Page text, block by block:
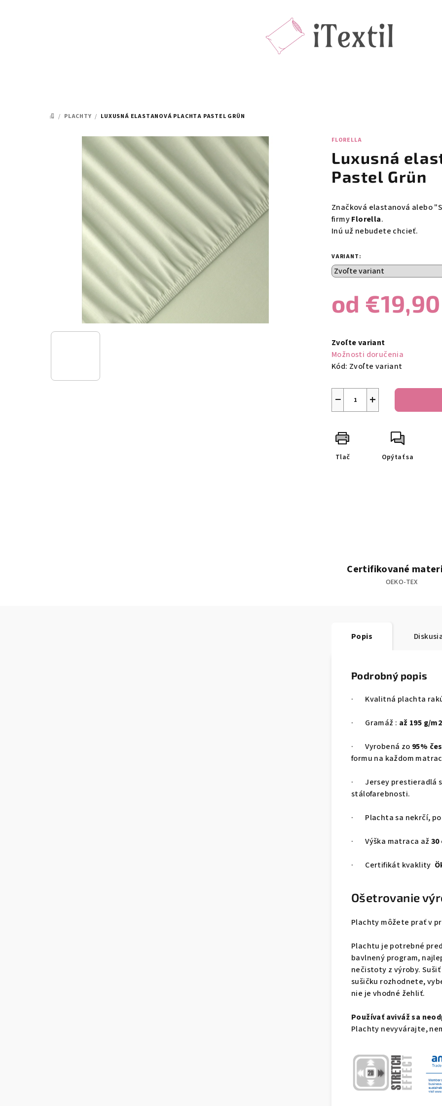
DOMOV
/ PLACHTY / LUXUSNÁ ELASTANOVÁ PLACHTA PASTEL GRÜN
FLORELLA
Luxusná
Pastel Grün
Značková elastanová alebo
firmyFlorella.
Inú už nebudete chcieť.
VARIANT:
od €19,90
cena:
Zvoľte variant
Možnosti doručenia
Kód: Zvoľte variant
+
−
Tlač Opýtať sa
Certifikované
OEKO-TEX
Popis
Podrobný popis
· Kvalitná plachta
· Gramáž : až 195 g/m2
· Vyrobená zo 95%
formu na každom
· Jersey prestieradlá
stálofarebnosti.
· Plachta sa nekrčí,
· Výška matraca až 30
· Certifikát kvaklity
Ošetrovanie
Plachty môžete prať v
Plachtu je potrebné
bavlnený program,
nečistoty z výroby.
sušičku rozhodnete,
nie je vhodné žehliť.
Používať avivážsa
Plachty nevyvárajte,